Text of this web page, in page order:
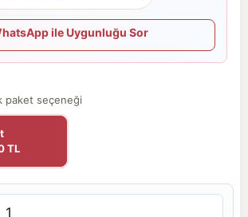
ile Uygunluğu Sor
paket seçeneği
TL